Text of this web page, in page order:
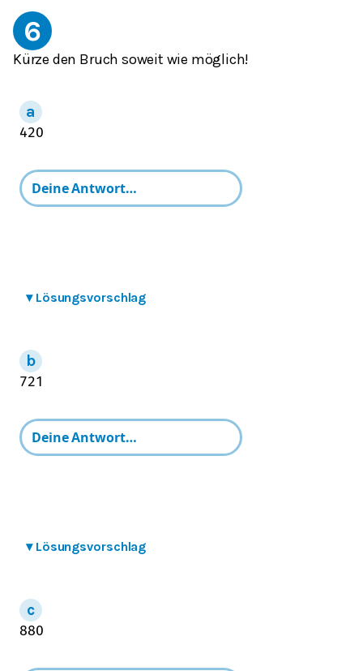
6
Kürze den Bruch soweit wie möglich!
420
▾ Lösungsvorschlag
721
▾ Lösungsvorschlag
880